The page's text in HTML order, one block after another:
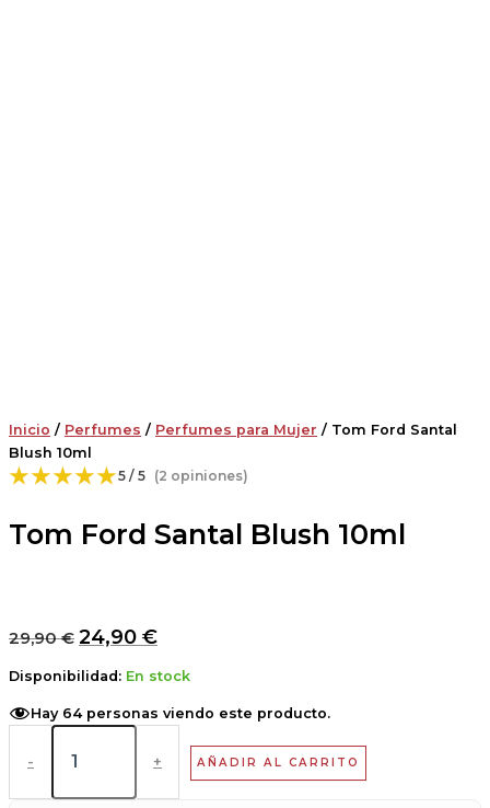
Inicio / Perfumes / Perfumes para Mujer / Tom Ford Santal
Blush 10ml
★★★★★5 / 5 (2 opiniones)
Tom Ford Santal Blush 10ml
29,90€ 24,90 €
Disponibilidad: En stock
Hay 64personas viendo este producto.
- + AÑADIR AL CARRITO